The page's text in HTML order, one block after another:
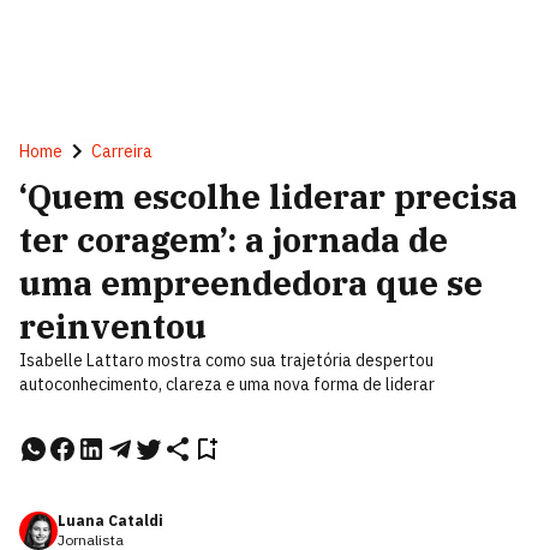
Home Carreira
‘Quem escolhe liderar precisa
ter coragem’: a jornada de
uma empreendedora que se
reinventou
Isabelle Lattaro mostra como sua trajetória despertou
autoconhecimento, clareza e uma nova forma de liderar
Luana Cataldi
Jornalista